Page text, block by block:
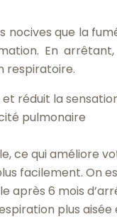
nocives que la
En arrêtant,
respiratoire.
réduit la
pulmonaire
ce qui améliore
facilement. On
après 6 mois
plus aisée